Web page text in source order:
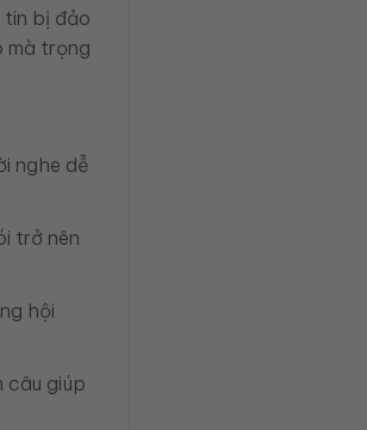
bị đảo
mà trọng
nghe dễ
trở nên
hội
câu giúp